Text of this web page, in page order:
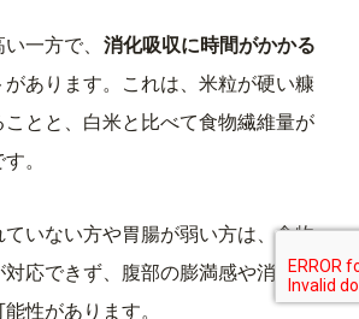
一方で、 消化吸収に時間がかかる
があります。これは、米粒が硬い糠
ことと、白米と比べて食物繊維量が
。
いない方や胃腸が弱い方は、食物
応できず、腹部の膨満感や消化不
性があります。